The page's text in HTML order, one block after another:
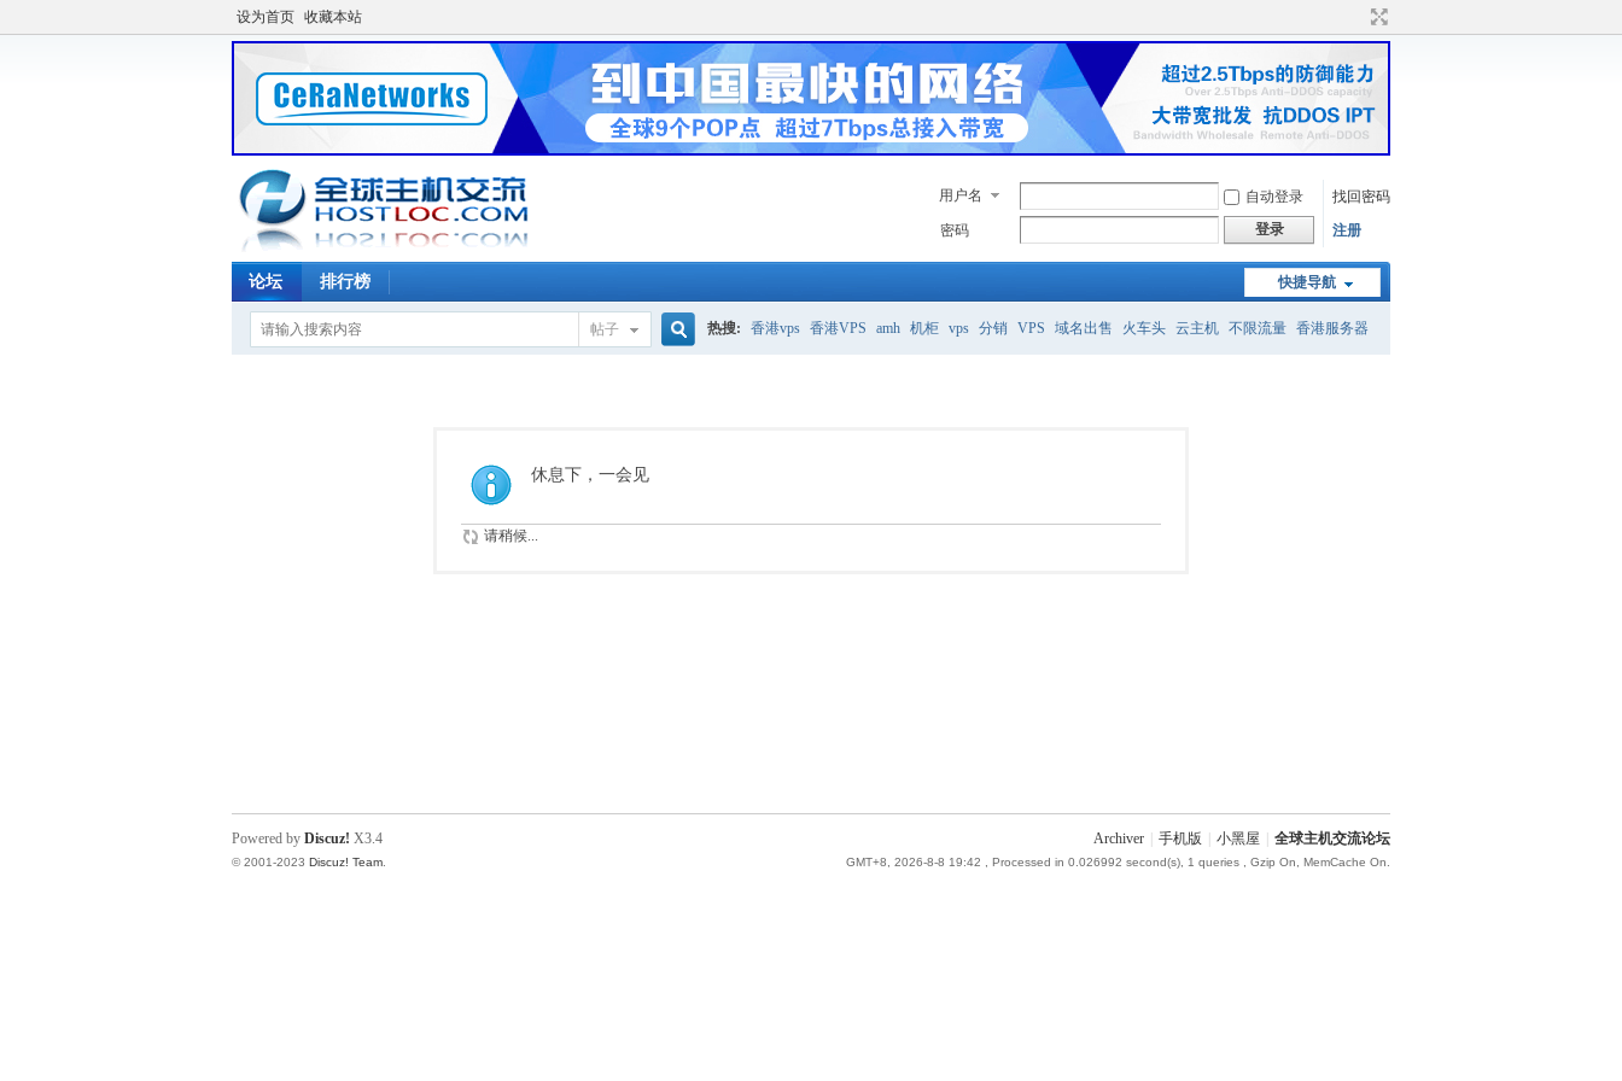
设为首页 收藏本站
用户名 自动登录
找回密码
密码
登录 注册
快捷导航
论坛 排行榜
帖子 热搜: 香港vps 香港VPS amh 机柜 vps 分销 VPS 域名出售 火车头 云主机 不限流量 香港服务器
休息下，一会见
请稍候...
Archiver 手机版 小黑屋 全球主机交流论坛
GMT+8, 2026-8-8 19:42 , Processed in 0.026992 second(s), 1 queries , Gzip On, MemCache On.
Powered by Discuz! X3.4
© 2001-2023 Discuz! Team